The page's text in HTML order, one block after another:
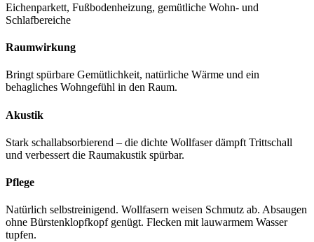
Eichenparkett, Fußbodenheizung, gemütliche Wohn- und
Schlafbereiche
Raumwirkung
Bringt spürbare Gemütlichkeit, natürliche Wärme und ein
behagliches Wohngefühl in den Raum.
Akustik
Stark schallabsorbierend – die dichte Wollfaser dämpft Trittschall
und verbessert die Raumakustik spürbar.
Pflege
Natürlich selbstreinigend. Wollfasern weisen Schmutz ab. Absaugen
ohne Bürstenklopfkopf genügt. Flecken mit lauwarmem Wasser
tupfen.